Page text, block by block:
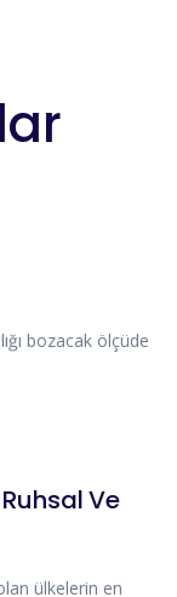
bozacak ölçüde
Ve
ülkelerin en